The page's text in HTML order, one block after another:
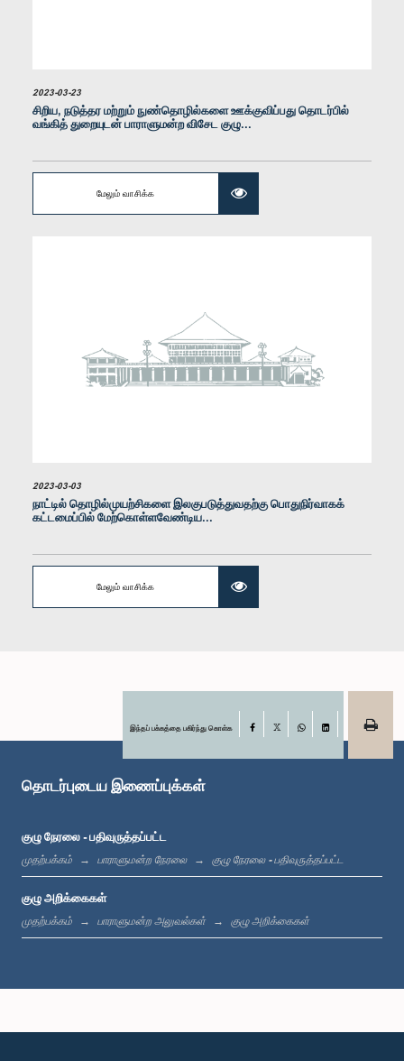
உறுப்பினர்
கௌரவ செயிட் அலி ஸாஹிர் மௌலானா, பா.உ.
உறுப்பினர்
2023-03-23
சிறிய, நடுத்தர மற்றும் நுண்தொழில்களை ஊக்குவிப்பது தொடர்பில்
வங்கித் துறையுடன் பாராளுமன்ற விசேட குழு...
மேலும் வாசிக்க
2023-03-03
நாட்டில் தொழில்முயற்சிகளை இலகுபடுத்துவதற்கு பொதுநிர்வாகக்
கட்டமைப்பில் மேற்கொள்ளவேண்டிய...
மேலும் வாசிக்க
இந்தப் பக்கத்தை பகிர்ந்து கொள்க Facebook
LinkedIn
தொடர்புடைய இணைப்புக்கள்
குழு நேரலை - பதிவுருத்தப்பட்ட
முதற்பக்கம் பாராளுமன்ற நேரலை குழு நேரலை - பதிவுருத்தப்பட்ட
குழு அறிக்கைகள்
முதற்பக்கம் பாராளுமன்ற அலுவல்கள் குழு அறிக்கைகள்